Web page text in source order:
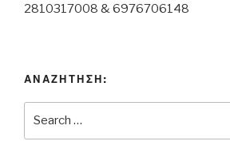
2810317008 & 6976706148
ΑΝΑΖΗΤΗΣΗ: